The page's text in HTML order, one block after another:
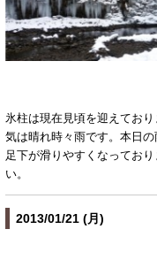
氷柱は現在見頃を迎えてお
気は晴れ時々雨です。本日
足下が滑りやすくなってお
い。
2013/01/21 (月)